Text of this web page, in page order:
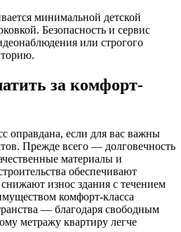
минимальной детской
Безопасность и сервис
или строгого
за комфорт-
оправдана, если для вас важны
Прежде всего — долговечность
материалы и
обеспечивают
износ здания с течением
комфорт-класса
— благодаря свободным
метражу квартиру легче